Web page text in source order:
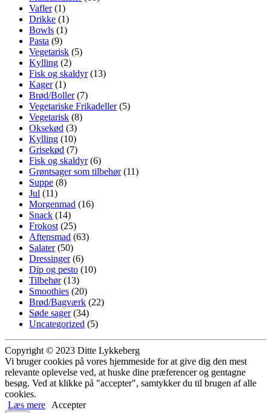
Vafler(1)
Drikke (1)
Bowls (1)
Pasta (9)
Vegetarisk (5)
Kylling (2)
Fisk og skaldyr(13)
Kager(1)
Brød/Boller(7)
Vegetariske Frikadeller(5)
Vegetarisk (8)
Oksekød (3)
Kylling (10)
Grisekød (7)
Fisk og skaldyr(6)
Grøntsager som tilbehør(11)
Suppe (8)
Jul (11)
Morgenmad (16)
Snack (14)
Frokost (25)
Aftensmad (63)
Salater(50)
Dressinger(6)
Dip og pesto (10)
Tilbehør(13)
Smoothies (20)
Brød/Bagværk (22)
Søde sager(34)
Uncategorized (5)
Copyright © 2023 Ditte Lykkeberg
Vi bruger cookies på vores hjemmeside for at give dig den mest
relevante oplevelse ved, at huske dine præferencer og gentagne
besøg. Ved at klikke på "accepter", samtykker du til brugen af alle
cookies.
Læs mere
Accepter